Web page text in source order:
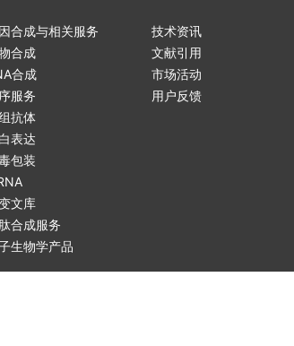
合成与相关服务
合成
合成
服务
抗体
表达
包装
文库
合成服务
生物学产品
技术资讯
文献引用
市场活动
用户反馈